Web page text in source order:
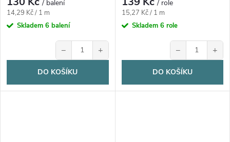
/ balení
Měrná
cena:
14,29 Kč / 1 m
Skladem 6 balení
− +
DO KOŠÍKU
/ role
Měrná
cena:
15,27 Kč / 1 m
Skladem 6 role
− +
DO KOŠÍKU